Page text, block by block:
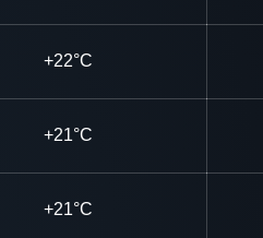
+22°C
+21°C
+21°C